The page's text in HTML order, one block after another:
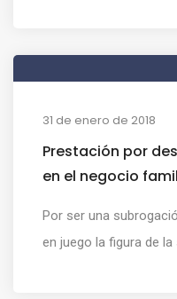
31 de enero de 2018
Prestación por
en el negocio
Por ser una
en juego la figura de